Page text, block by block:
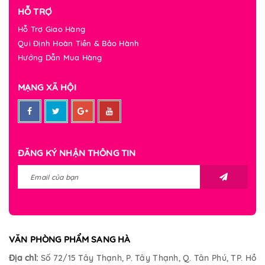
HỖ TRỢ
Hỗ Trợ Giao Hàng
Qui Định Hoàn Tiền & Bảo Hành
Hướng Dẫn Mua Hàng
MẠNG XÃ HỘI
ĐĂNG KÝ NHẬN THÔNG TIN
VĂN PHÒNG PHẨM SANG HÀ
Địa chỉ: Số 72/15 Tây Thạnh, P. Tây Thạnh, Q. Tân Phú, TP. Hồ